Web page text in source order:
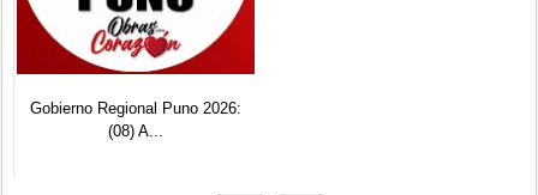
Gobierno Regional Puno 2026:
(08) A...